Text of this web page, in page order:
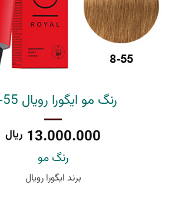
رنگ مو ایگورا رویال 55-8
13.000.000 ریال
رنگ مو
برند ایگورا رویال